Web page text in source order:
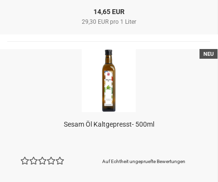
14,65 EUR
29,30 EUR pro 1 Liter
NEU
Sesam Öl Kaltgepresst- 500ml
Auf Echtheit ungepruefte Bewertungen